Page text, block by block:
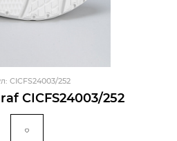
CICFS24003/252
CICFS24003/252